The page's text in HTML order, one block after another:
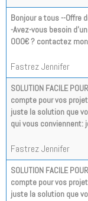
Bonjour a tous --Offre
-Avez-vous besoin
000€ ? contactez
Fastrez Jennifer
SOLUTION FACILE
compte pour vos
juste la solution que
qui vous
Fastrez Jennifer
SOLUTION FACILE
compte pour vos
juste la solution que